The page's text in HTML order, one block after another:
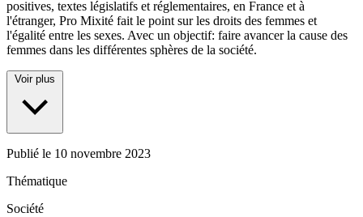
positives, textes législatifs et réglementaires, en France et à
l'étranger, Pro Mixité fait le point sur les droits des femmes et
l'égalité entre les sexes. Avec un objectif: faire avancer la cause des
femmes dans les différentes sphères de la société.
Voir plus
Publié le 10 novembre 2023
Thématique
Société